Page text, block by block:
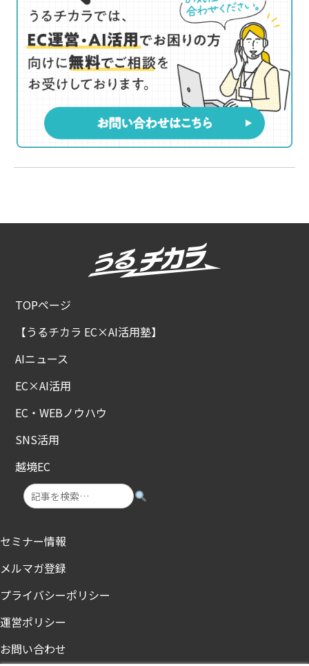
TOPページ
【うるチカラ EC×AI活用塾】
AIニュース
EC×AI活用
EC・WEBノウハウ
SNS活用
越境EC
セミナー情報
メルマガ登録
プライバシーポリシー
運営ポリシー
お問い合わせ